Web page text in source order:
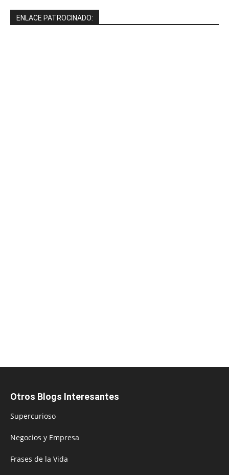
ENLACE PATROCINADO:
Otros Blogs Interesantes
Supercurioso
Negocios y Empresa
Frases de la Vida